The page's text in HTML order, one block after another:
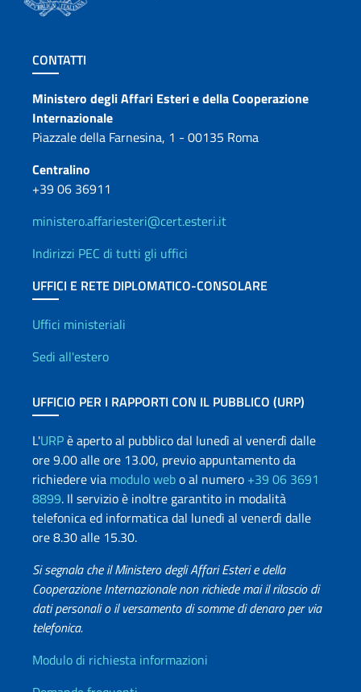
Sezione footer
CONTATTI
Contatti
Ministero degli Affari Esteri e della Cooperazione
Internazionale
Piazzale della Farnesina, 1 - 00135 Roma
Centralino
+39 06 36911
ministero.affariesteri@cert.esteri.it
Indirizzi PEC di tutti gli uffici
UFFICI E RETE DIPLOMATICO-CONSOLARE
Uffici e Rete diplomatica
Uffici ministeriali
Sedi all'estero
UFFICIO PER I RAPPORTI CON IL PUBBLICO (URP)
L'URPè aperto al pubblico dal lunedì al venerdì dalle
ore 9.00 alle ore 13.00, previo appuntamento da
richiedere via modulo webo al numero +39 06 3691
8899. Il servizio è inoltre garantito in modalità
telefonica ed informatica dal lunedì al venerdì dalle
ore 8.30 alle 15.30.
Si segnala che il Ministero degli Affari Esteri e della
Cooperazione Internazionale non richiede mai il rilascio di
dati personali o il versamento di somme di denaro per via
telefonica.
Info utili
Modulo di richiesta informazioni